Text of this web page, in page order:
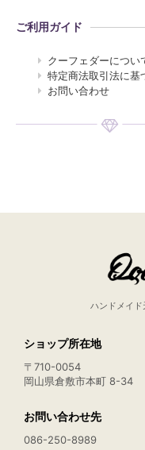
ご利用ガイド
クーフェダーについ
特定商法取引法に基
お問い合わせ
ハンドメイ
ショップ所在地
〒710-0054
岡山県倉敷市本町 8-34
お問い合わせ先
086-250-8989